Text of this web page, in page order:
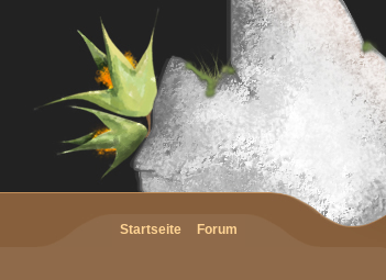
Startseite Forum